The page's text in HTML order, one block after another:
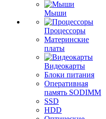
Мыши
Процессоры
Материнские
платы
Видеокарты
Блоки питания
Оперативная
память SODIMM
SSD
HDD